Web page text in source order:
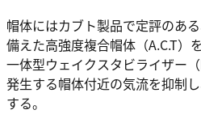
帽体にはカブト製品で定評のあ
備えた高強度複合帽体（A.C.T）
一体型ウェイクスタビライザー
発生する帽体付近の気流を抑制
する。